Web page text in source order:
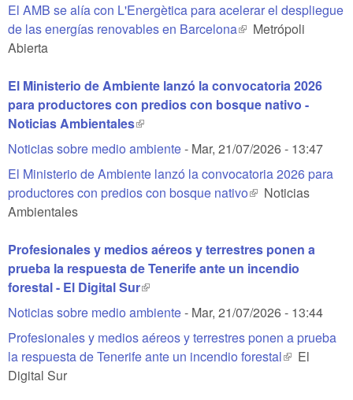
El AMB se alía con L'Energètica para acelerar el despliegue
de las energías renovables en Barcelona(link is external)
Metrópoli
Abierta
El Ministerio de Ambiente lanzó la convocatoria 2026
para productores con predios con bosque nativo -
Noticias Ambientales(link is external)
Noticias sobre medio ambiente- Mar, 21/07/2026 - 13:47
El Ministerio de Ambiente lanzó la convocatoria 2026 para
productores con predios con bosque nativo(link is external)
Noticias
Ambientales
Profesionales y medios aéreos y terrestres ponen a
prueba la respuesta de Tenerife ante un incendio
forestal - El Digital Sur(link is external)
Noticias sobre medio ambiente- Mar, 21/07/2026 - 13:44
Profesionales y medios aéreos y terrestres ponen a prueba
la respuesta de Tenerife ante un incendio forestal(link is
El
Digital Sur